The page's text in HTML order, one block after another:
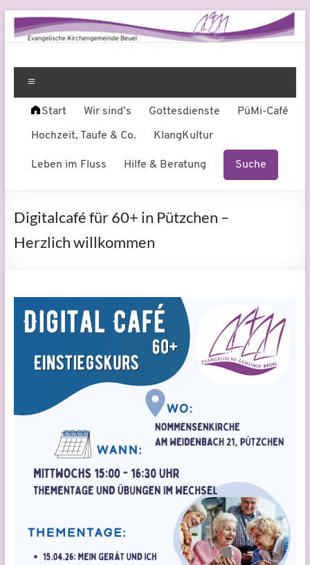
Zum
Inhalt
springen
Evangelische
Kirchengemeinde
Beuel
am
Start Wir sind’s Gottesdienste PüMi-Café
Hochzeit, Taufe & Co. KlangKultur
Leben im Fluss Hilfe & Beratung Suche
Digitalcafé für 60+ in Pützchen –
Herzlich willkommen